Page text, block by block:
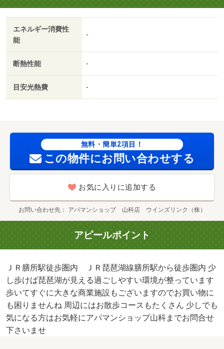
エネルギー消費性
能
-
断熱性能 -
目安光熱費 -
無料・簡単2項目！
この物件にお問い合わせする
お気に入りに追加する
お問い合わせ先 アパマンショップ 山科店 ウインズリンク（株）
アピールポイント
ＪＲ膳所駅徒歩圏内 ＪＲ琵琶湖線膳所駅から徒歩圏内 少
し歩けば琵琶湖が見える過ごしやすい環境が整っています
歩いてすぐに大きな商業施設もございますのでお買い物に
も困りませんね 周辺にはお散歩コースもたくさん 少しでも
気になる方はお気軽にアパマンショップ山科までお問合せ
下さいませ